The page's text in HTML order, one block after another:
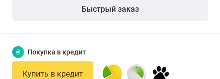
Быстрый заказ
₴ Покупка в кредит
Купить в кредит